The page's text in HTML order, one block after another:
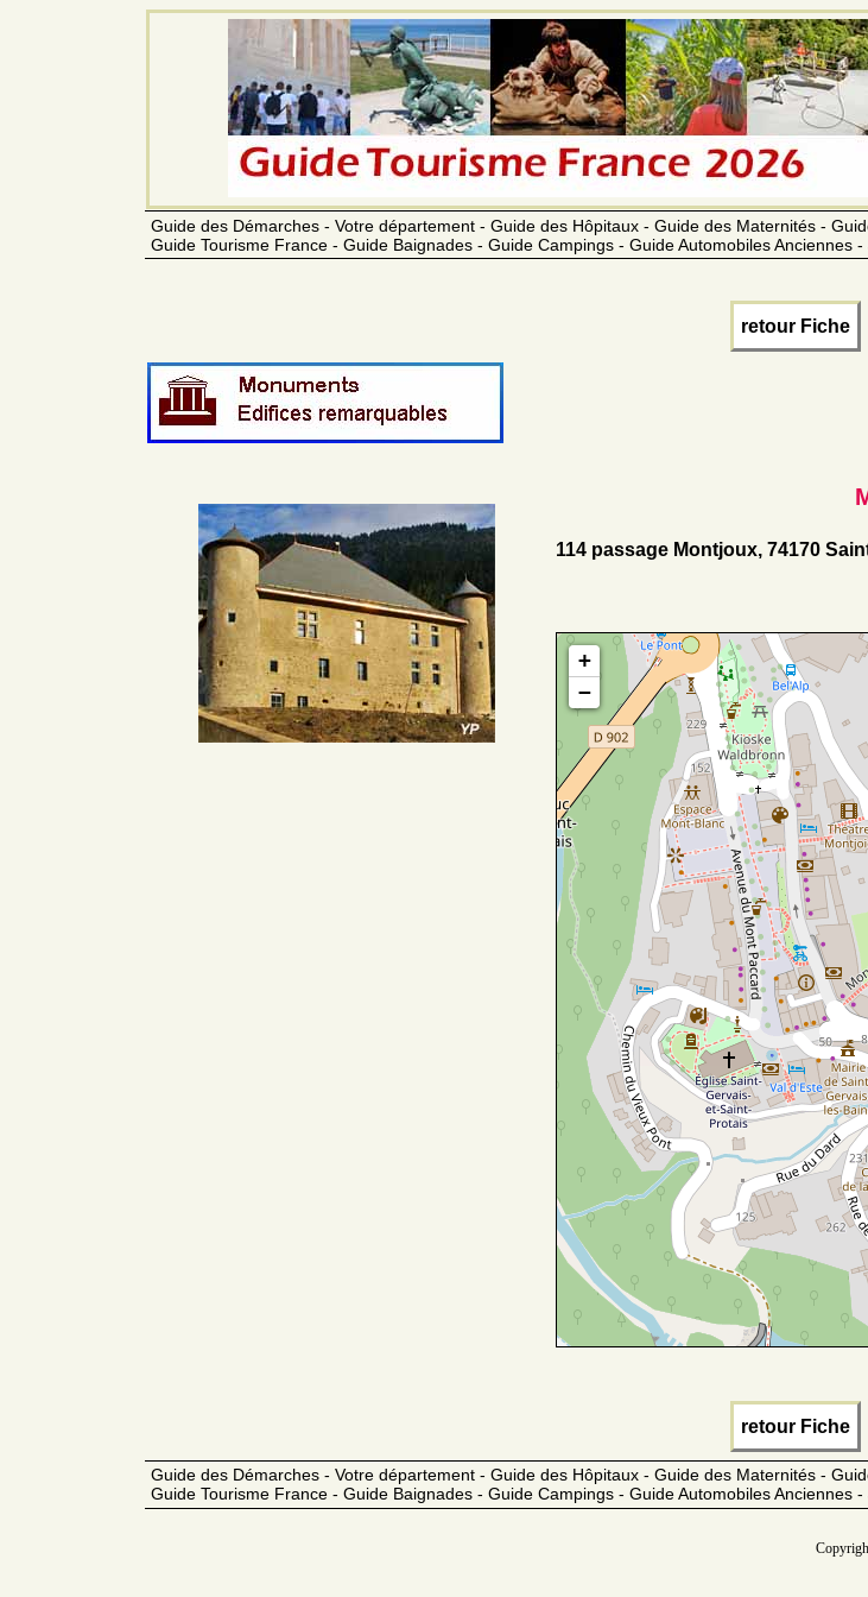
Guide des Démarches - Votre département - Guide des Hôpitaux - Guide des Maternités -
Guide Tourisme France - Guide Baignades - Guide Campings - Guide Automobiles Anciennes
retour Fiche
114 passage Montjoux, 74170
+
−
retour Fiche
Guide des Démarches - Votre département - Guide des Hôpitaux - Guide des Maternités -
Guide Tourisme France - Guide Baignades - Guide Campings - Guide Automobiles Anciennes